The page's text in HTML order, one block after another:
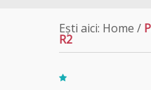
Ești aici: Home /
R2